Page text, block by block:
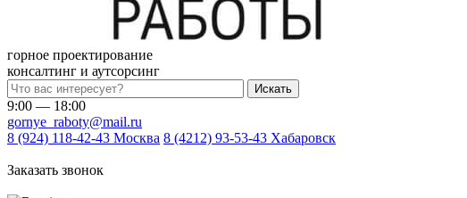
горное проектирование
консалтинг и аутсорсинг
Искать
9:00 — 18:00
gornye_raboty@mail.ru
8 (924) 118-42-43 Москва 8 (4212) 93-53-43 Хабаровск
Заказать звонок